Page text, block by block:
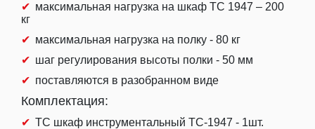
максимальная нагрузка на шкаф ТС 1947 – 200
кг
максимальная нагрузка на полку - 80 кг
шаг регулирования высоты полки - 50 мм
поставляются в разобранном виде
Комплектация:
TC шкаф инструментальный TC-1947 - 1шт.